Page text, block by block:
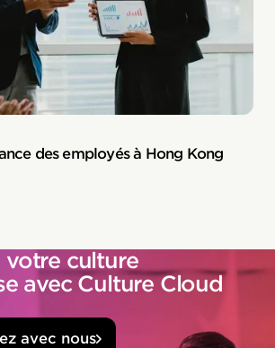
des employés à Hong Kong
votre culture
avec Culture Cloud
avec nous